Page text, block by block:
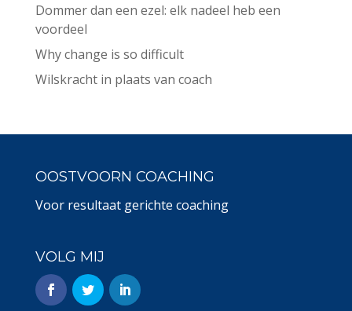
Dommer dan een ezel: elk nadeel heb een
voordeel
Why change is so difficult
Wilskracht in plaats van coach
OOSTVOORN COACHING
Voor resultaat gerichte coaching
VOLG MIJ